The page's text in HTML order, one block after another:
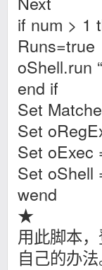
if num > 1
Runs=true
oShell.run
end if
Set
Set
Set oExec
Set oShell
wend
★
用此脚本
自己的办法